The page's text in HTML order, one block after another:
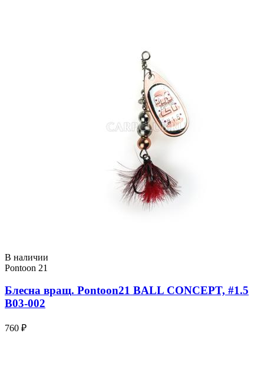
В наличии
Pontoon 21
Блесна вращ. Pontoon21 BALL CONCEPT, #1.5
B03-002
760 ₽